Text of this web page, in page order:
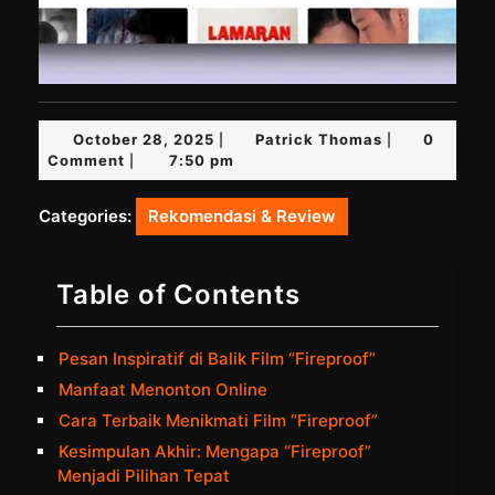
October 28, 2025 October
28,
2025
Patrick Thomas Patrick
0
Comment
7:50 pm
Categories: Rekomendasi & Review
Table of Contents
Pesan Inspiratif di Balik Film “Fireproof”
Manfaat Menonton Online
Cara Terbaik Menikmati Film “Fireproof”
Kesimpulan Akhir: Mengapa “Fireproof”
Menjadi Pilihan Tepat